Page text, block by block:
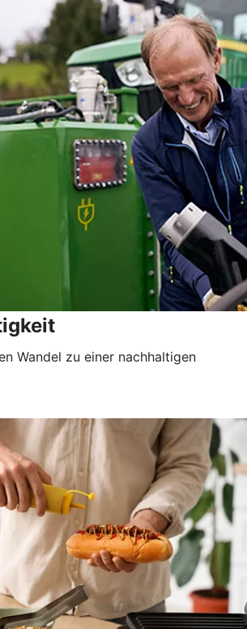
Wandel zu einer nachhaltigen